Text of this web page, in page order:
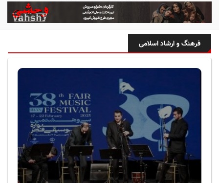
ب
ا
ک
س
آ
ا
ی
ر
ا
ن
فرهنگ و ارشاد اسلامی